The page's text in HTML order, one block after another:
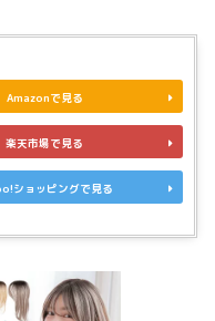
Amazonで見る
楽天市場で見る
ショッピングで見る